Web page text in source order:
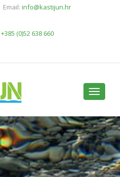
Email: info@kastijun.hr
+385 (0)52 638 660
Toggle